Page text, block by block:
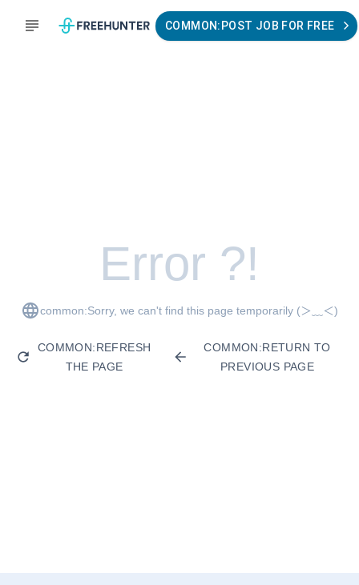
COMMON:POST JOB FOR FREE
Error ?!
common:Sorry, we can't find this page temporarily (＞﹏＜)
COMMON:REFRESH
THE PAGE
COMMON:RETURN TO
PREVIOUS PAGE